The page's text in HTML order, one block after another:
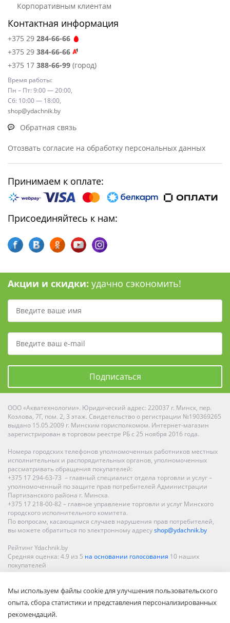
Корпоративным клиентам
Контактная информация
+375 29 284-66-66
+375 29 384-66-66
+375 17 388-66-99 (город)
Время работы:
Пн – Пт: 9:00 — 20:00,
Сб: 10:00 — 18:00,
shop@ydachnik.by
Обратная связь
Отозвать согласие на обработку персональных данных
Принимаем к оплате:
Присоединяйтесь к нам:
Акции и скидки: удачно сэкономить!
Подписаться
ООО «Акватехнологии». Юридический адрес: 220037 г. Минск, пер.
Козлова, 7Г, пом. 2, 3 этаж. Свидетельство о регистрации №190369265
выдано 15.05.2009 г. Минским горисполкомом. Интернет-магазин
зарегистрирован в торговом реестре РБ с 25 ноября 2016 года.
Номера городских телефонов уполномоченных работников местных
исполнительных и распорядительных органов, уполномоченных
рассматривать обращения покупателей:
+375 17 294-63-73 – главный специалист отдела торговли и услуг –
уполномоченный по защите прав потребителей Администрации
Партизанского района г. Минска.
+375 17 218-00-82 – главное управление торговли и услуг Минского
городского исполнительного комитета.
По вопросам, касающимся случаев нарушения прав потребителей,
вы можете обратиться по электронному адресуshop@ydachnik.by
Рейтинг Ydachnik.by
Средняя оценка: 4.9 из 5 на основании голосования 10 наших
покупателей
Гродно, Могилеве, Бобруйске, Барановичах, Молодечно,
Новополоцке, Пинске, Солигорске. При заказе в интернет-магазине
доставка осуществляется по всей Беларуси.
Мы используем файлы cookie для улучшения пользовательского
опыта, сбора статистики и представления персонализированных
рекомендаций.